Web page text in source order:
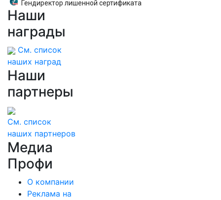
Гендиректор лишенной сертификата
"ИжАвиа" заявил об увольнении
Наши
награды
См. список
наших наград
Наши
партнеры
См. список
наших партнеров
Медиа
Профи
О компании
Реклама на